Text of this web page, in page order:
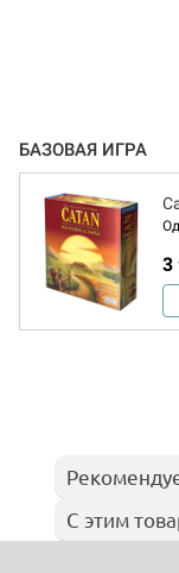
БАЗОВАЯ ИГРА
3
С этим